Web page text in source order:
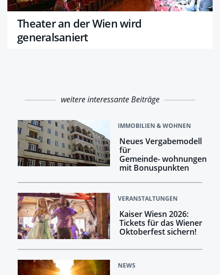
Theater an der Wien wird
generalsaniert
weitere interessante Beiträge
IMMOBILIEN & WOHNEN
Neues Vergabemodell
für
Gemeinde- wohnungen
mit Bonuspunkten
VERANSTALTUNGEN
Kaiser Wiesn 2026:
Tickets für das Wiener
Oktoberfest sichern!
NEWS